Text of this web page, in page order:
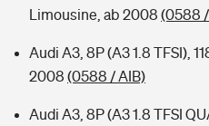
Limousine, ab 2008 (0588
Audi A3, 8P (A3 1.8 TFSI),
2008 (0588 / AIB)
Audi A3, 8P (A3 1.8 TFSI